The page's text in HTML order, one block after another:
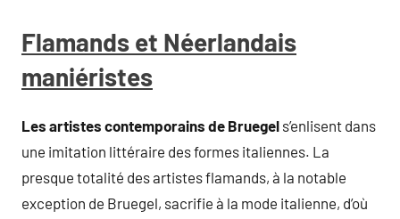
Flamands et Néerlandais
maniéristes
Les artistes contemporains de Bruegel s’enlisent dans
une imitation littéraire des formes italiennes. La
presque totalité des artistes flamands, à la notable
exception de Bruegel, sacrifie à la mode italienne, d’où